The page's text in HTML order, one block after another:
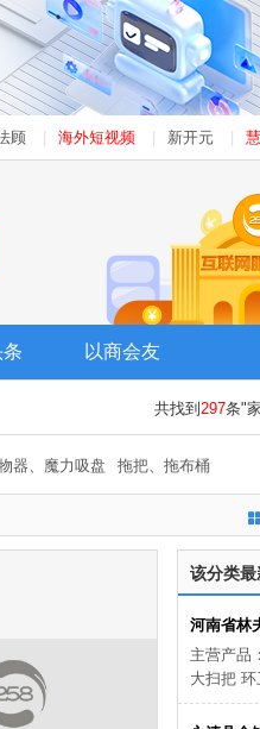
顾 海外短视频 新开元
以商会友
共找到 297条"
器、魔力吸盘
拖把、拖布桶
汽车清洁工具
玻璃清洁器
该分类
河南省林
主营产品
大扫把
花扫帚,